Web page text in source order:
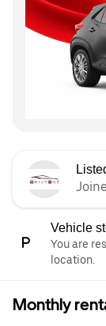
Vehicle
You are
location.
Monthly